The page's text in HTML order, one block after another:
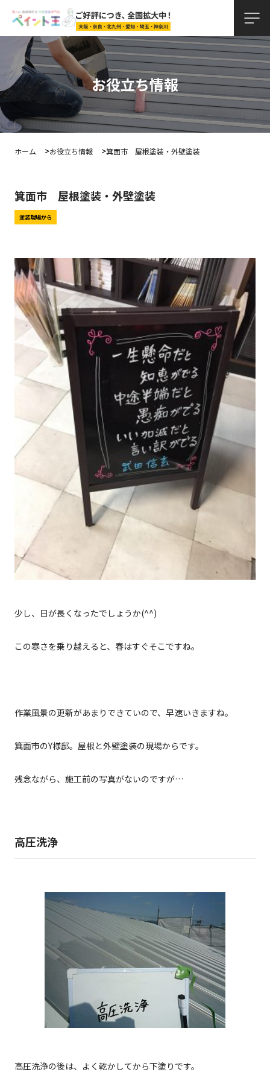
お役立ち情報
ホーム お役立ち情報 箕面市 屋根塗装・外壁塗装
箕面市 屋根塗装・外壁塗装
塗装現場から
少し、日が長くなったでしょうか(^^)
この寒さを乗り越えると、春はすぐそこですね。
作業風景の更新があまりできていので、早速いきますね。
箕面市のY様邸。屋根と外壁塗装の現場からです。
残念ながら、施工前の写真がないのですが…
高圧洗浄
高圧洗浄の後は、よく乾かしてから下塗りです。